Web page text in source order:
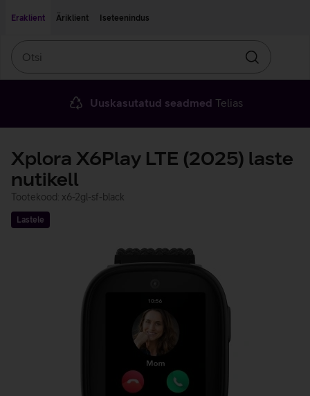
Eraklient
Äriklient Iseteenindus
Otsin
Uuskasutatud seadmed Telias
Xplora X6Play LTE (2025) laste
nutikell
Tootekood: x6-2gl-sf-black
Lastele